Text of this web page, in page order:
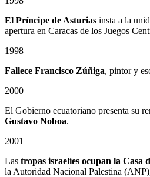
El Príncipe de Asturias insta a la
apertura en Caracas de los Juegos
1998
Fallece Francisco Zúñiga, pintor y
2000
El Gobierno ecuatoriano presenta su
Gustavo Noboa.
2001
Las tropas israelíes ocupan la Casa
la Autoridad Nacional Palestina